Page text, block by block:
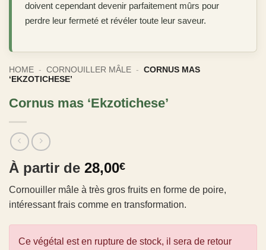
doivent cependant devenir parfaitement mûrs pour
perdre leur fermeté et révéler toute leur saveur.
HOME - CORNOUILLER MÂLE -
CORNUS MAS
‘EKZOTICHESE’
Cornus mas ‘Ekzotichese’
À partir de 28,00€
Cornouiller mâle à très gros fruits en forme de poire,
intéressant frais comme en transformation.
Ce végétal est en rupture de stock, il sera de retour